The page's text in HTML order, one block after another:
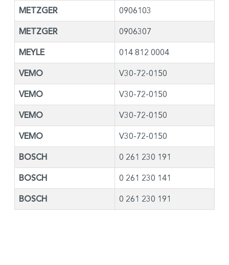
METZGER 0906103
METZGER 0906307
MEYLE 014 812 0004
VEMO V30-72-0150
VEMO V30-72-0150
VEMO V30-72-0150
VEMO V30-72-0150
BOSCH 0 261 230 191
BOSCH 0 261 230 141
BOSCH 0 261 230 191